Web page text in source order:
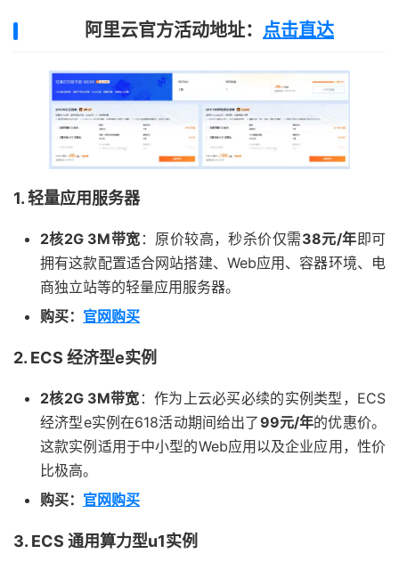
阿里云官方活动地址： 点击直达
1. 轻量应用服务器
2核2G 3M带宽 ：原价较高，秒杀价仅需38元/年即可
拥有这款配置适合网站搭建、Web应用、容器环境、电
商独立站等的轻量应用服务器。
购买： 官网购买
2. ECS 经济型e实例
2核2G 3M带宽 ：作为上云必买必续的实例类型，ECS
经济型e实例在618活动期间给出了99元/年的优惠价。
这款实例适用于中小型的Web应用以及企业应用，性价
比极高。
购买： 官网购买
3. ECS 通用算力型u1实例